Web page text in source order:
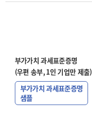
부가가치 과세표준증명
(우편 송부, 1인 기업만 제출)
부가가치 과세표준증명
샘플